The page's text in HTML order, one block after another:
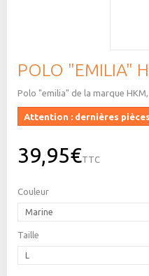
POLO "EMILIA"
Polo "emilia" de la marque
Attention : dernières
39,95€TTC
Couleur
Marine
Taille
L